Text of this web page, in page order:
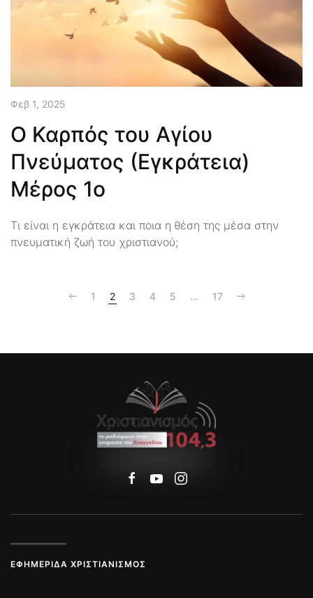
Φεβ 1, 2025
Ο Καρπός του Αγίου
Πνεύματος (Εγκράτεια)
Μέρος 1ο
Τι είναι η εγκράτεια και ποια η θέση της μέσα στην
πνευματική ζωή του χριστιανού;
1 2 3 4 5 … 17
ΕΦΗΜΕΡΊΔΑ ΧΡΙΣΤΙΑΝΙΣΜΌΣ